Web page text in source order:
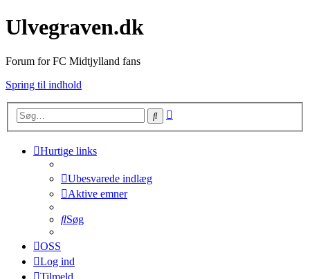
Ulvegraven.dk
Forum for FC Midtjylland fans
Spring til indhold
Søg
Hurtige links
Ubesvarede indlæg
Aktive emner
Søg
OSS
Log ind